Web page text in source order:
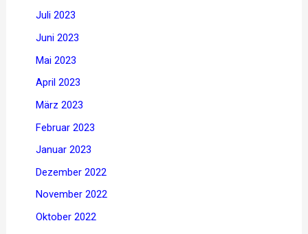
Juli 2023
Juni 2023
Mai 2023
April 2023
März 2023
Februar 2023
Januar 2023
Dezember 2022
November 2022
Oktober 2022